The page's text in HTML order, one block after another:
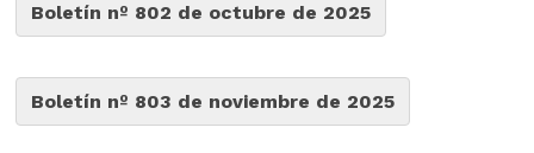
Boletín nº 802 de octubre de 2025
Boletín nº 803 de noviembre de 2025